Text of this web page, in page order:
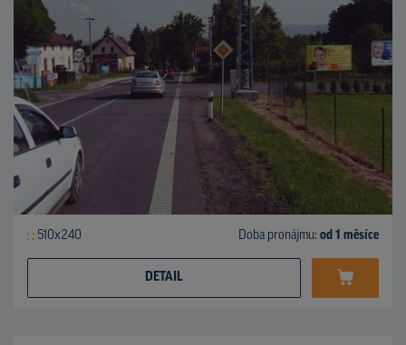
510x240 Doba pronájmu: od 1 měsíce
DETAIL